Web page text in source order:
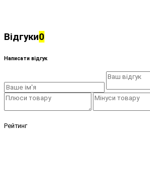
Відгуки0
Написати відгук
Рейтинг